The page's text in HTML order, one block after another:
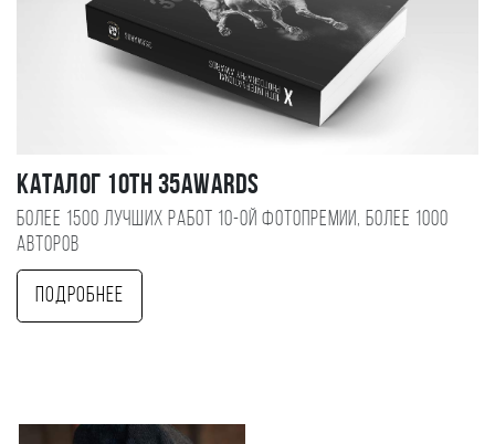
Каталог 10TH 35AWARDS
Более 1500 лучших работ 10-ой фотопремии, более 1000
авторов
Подробнее